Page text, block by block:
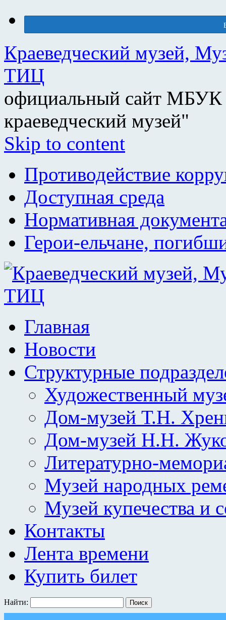
Краеведческий музей,
ТИЦ
официальный сайт МБУК
краеведческий музей"
Skip to content
Противодействие
Доступная среда
Нормативная
Герои-ельчане,
Главная
Новости
Структурные
Художественный
Дом-музей Т.Н.
Дом-музей Н.Н.
Литературно-
Музей народных
Музей купечества и
Контакты
Лента времени
Купить билет
Найти: